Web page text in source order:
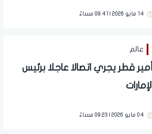
14 مايو 2026 | 09:41 مساءً
عالم
أمير قطر يجري اتصالا عاجلا برئيس
الإمارات
04 مايو 2026 | 09:23 مساءً